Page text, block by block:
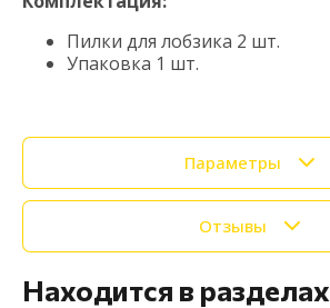
Пилки для лобзика 2 шт.
Упаковка 1 шт.
Параметры
Отзывы
Находится в разделах